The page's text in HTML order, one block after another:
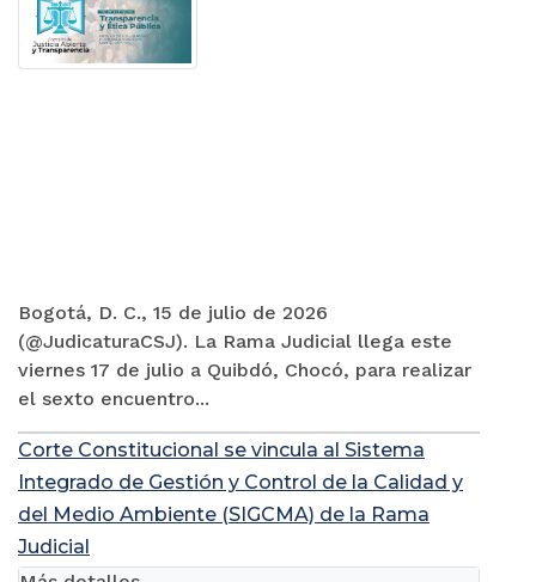
Bogotá, D. C., 15 de julio de 2026
(@JudicaturaCSJ). La Rama Judicial llega este
viernes 17 de julio a Quibdó, Chocó, para realizar
el sexto encuentro...
Corte Constitucional se vincula al Sistema
Integrado de Gestión y Control de la Calidad y
del Medio Ambiente (SIGCMA) de la Rama
Judicial